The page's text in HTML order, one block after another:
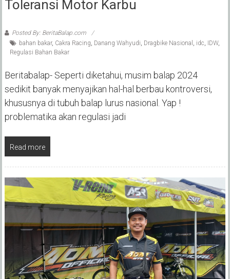
Toleransi Motor Karbu
Posted By: BeritaBalap.com
bahan bakar, Cakra Racing, Danang Wahyudi, Dragbike Nasional , idc, IDW,
Regulasi Bahan Bakar
Beritabalap- Seperti diketahui, musim balap 2024
sedikit banyak menyajikan hal-hal berbau kontroversi,
khususnya di tubuh balap lurus nasional. Yap !
problematika akan regulasi jadi
Read more